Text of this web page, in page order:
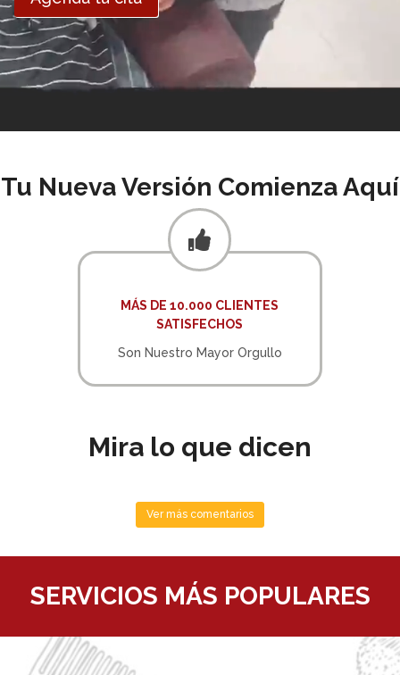
Tu Nueva Versión Comienza Aquí
MÁS DE 10.000 CLIENTES
SATISFECHOS
Son Nuestro Mayor Orgullo
Mira lo que dicen
Ver más comentarios
SERVICIOS MÁS POPULARES